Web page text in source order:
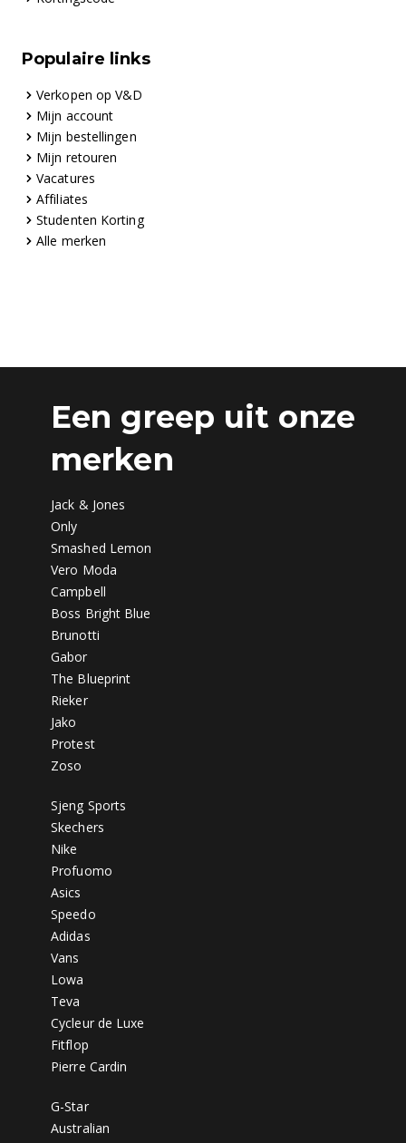
Populaire links
Verkopen op V&D
Mijn account
Mijn bestellingen
Mijn retouren
Vacatures
Affiliates
Studenten Korting
Alle merken
Een greep uit onze
merken
Jack & Jones
Only
Smashed Lemon
Vero Moda
Campbell
Boss Bright Blue
Brunotti
Gabor
The Blueprint
Rieker
Jako
Protest
Zoso
Sjeng Sports
Skechers
Nike
Profuomo
Asics
Speedo
Adidas
Vans
Lowa
Teva
Cycleur de Luxe
Fitflop
Pierre Cardin
G-Star
Australian